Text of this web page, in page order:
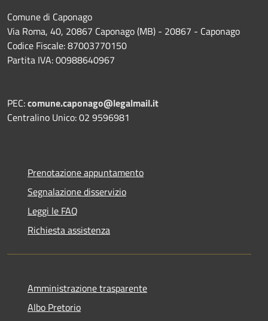
Comune di Caponago
Via Roma, 40, 20867 Caponago (MB) - 20867 - Caponago
Codice Fiscale: 87003770150
Partita IVA: 00988640967
PEC:comune.caponago@legalmail.it
Centralino Unico: 02 9596981
Prenotazione appuntamento
Segnalazione disservizio
Leggi le FAQ
Richiesta assistenza
Amministrazione trasparente
Albo Pretorio